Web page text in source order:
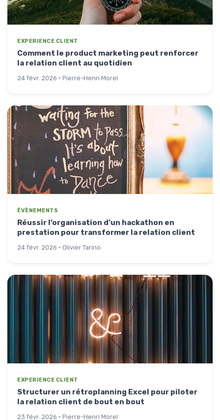
EXPERIENCE CLIENT
Comment le product marketing peut renforcer
la relation client au quotidien
24 févr. 2026 · Pierre-Henri Morel
ÉVÈNEMENTS
Réussir l’organisation d’un hackathon en
prestation pour transformer la relation client
24 févr. 2026 · Olivier Tarino
EXPERIENCE CLIENT
Structurer un rétroplanning Excel pour piloter
la relation client de bout en bout
23 févr. 2026 · Pierre-Henri Morel